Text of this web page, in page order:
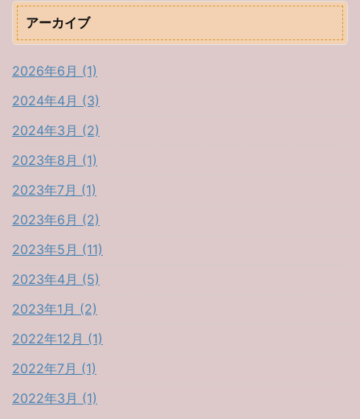
アーカイブ
2026年6月 (1)
2024年4月 (3)
2024年3月 (2)
2023年8月 (1)
2023年7月 (1)
2023年6月 (2)
2023年5月 (11)
2023年4月 (5)
2023年1月 (2)
2022年12月 (1)
2022年7月 (1)
2022年3月 (1)